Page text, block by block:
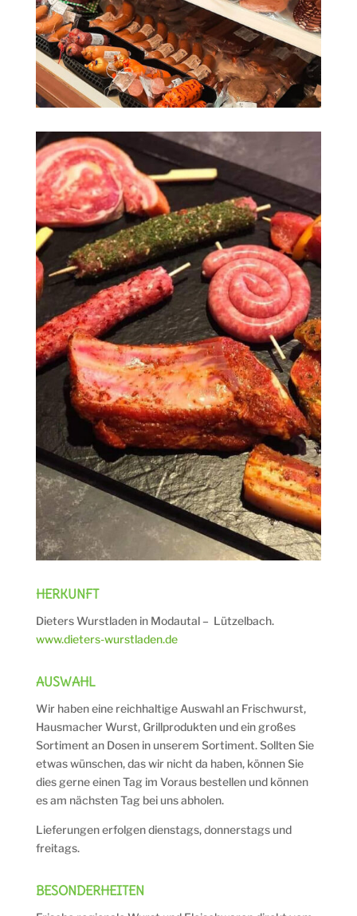
HERKUNFT
Dieters Wurstladen in Modautal – Lützelbach.
www.dieters-wurstladen.de
AUSWAHL
Wir haben eine reichhaltige Auswahl an Frischwurst,
Hausmacher Wurst, Grillprodukten und ein großes
Sortiment an Dosen in unserem Sortiment. Sollten Sie
etwas wünschen, das wir nicht da haben, können Sie
dies gerne einen Tag im Voraus bestellen und können
es am nächsten Tag bei uns abholen.
Lieferungen erfolgen dienstags, donnerstags und
freitags.
BESONDERHEITEN